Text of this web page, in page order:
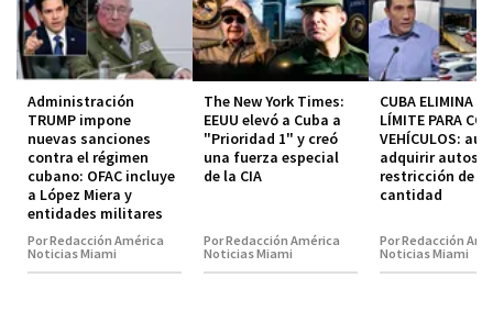
Administración
TRUMP impone
nuevas sanciones
contra el régimen
cubano: OFAC incluye
a López Miera y
entidades militares
Por Redacción América
Noticias Miami
The New York Times:
EEUU elevó a Cuba a
"Prioridad 1" y creó
una fuerza especial
de la CIA
Por Redacción América
Noticias Miami
CUBA ELIMINA EL
LÍMITE PARA
VEHÍCULOS:
adquirir autos
restricción de
cantidad
Por Redacción
Noticias Miami